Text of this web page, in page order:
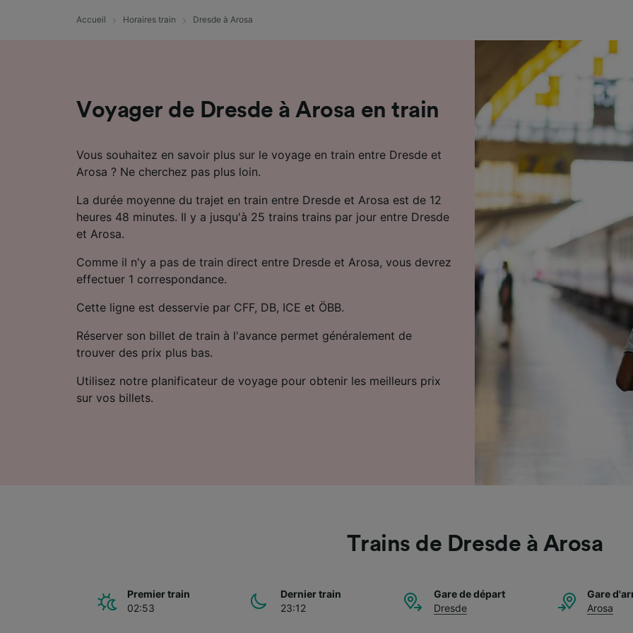
Accueil Horaires train Dresde à Arosa
Voyager de Dresde à Arosa en train
Vous souhaitez en savoir plus sur le voyage en train entre Dresde et
Arosa ? Ne cherchez pas plus loin.
La durée moyenne du trajet en train entre Dresde et Arosa est de 12
heures 48 minutes. Il y a jusqu'à 25 trains trains par jour entre Dresde
et Arosa.
Comme il n'y a pas de train direct entre Dresde et Arosa, vous devrez
effectuer 1 correspondance.
Cette ligne est desservie par CFF, DB, ICE et ÖBB.
Réserver son billet de train à l'avance permet généralement de
trouver des prix plus bas.
Utilisez notre planificateur de voyage pour obtenir les meilleurs prix
sur vos billets.
Trains de Dresde à Arosa
Premier train
02:53
Dernier train
23:12
Gare de départ
Dresde
Gare
Arosa
Liste de nos partenaires (fournisseurs)